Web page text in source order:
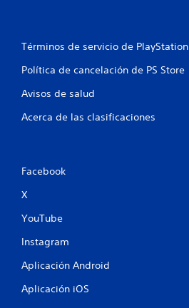
Términos de servicio de PlayStation
Política de cancelación de PS Store
Avisos de salud
Acerca de las clasificaciones
Facebook
X
YouTube
Instagram
Aplicación Android
Aplicación iOS